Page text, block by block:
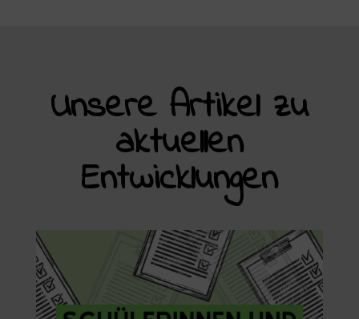
Unsere Artikel zu
aktuellen
Entwicklungen